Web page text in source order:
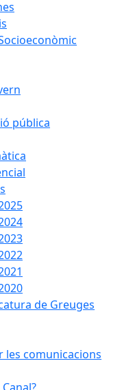
pública
de Greuges
les comunicacions